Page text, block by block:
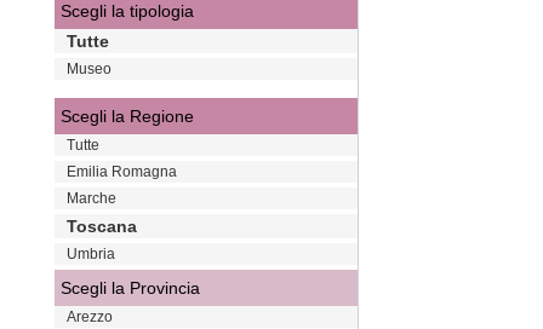
Scegli la tipologia
Tutte
Museo
Scegli la Regione
Tutte
Emilia Romagna
Marche
Toscana
Umbria
Scegli la Provincia
Arezzo